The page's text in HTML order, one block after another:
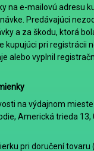
na e-mailovú adresu
Predávajúci
a za škodu, ktorá
kupujúci pri registrácii
alebo vyplnil
na výdajnom mieste
Americká trieda 13,
pri doručení tovaru